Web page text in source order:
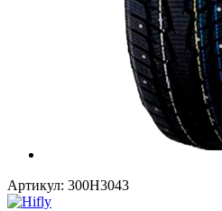
Артикул: 300H3043